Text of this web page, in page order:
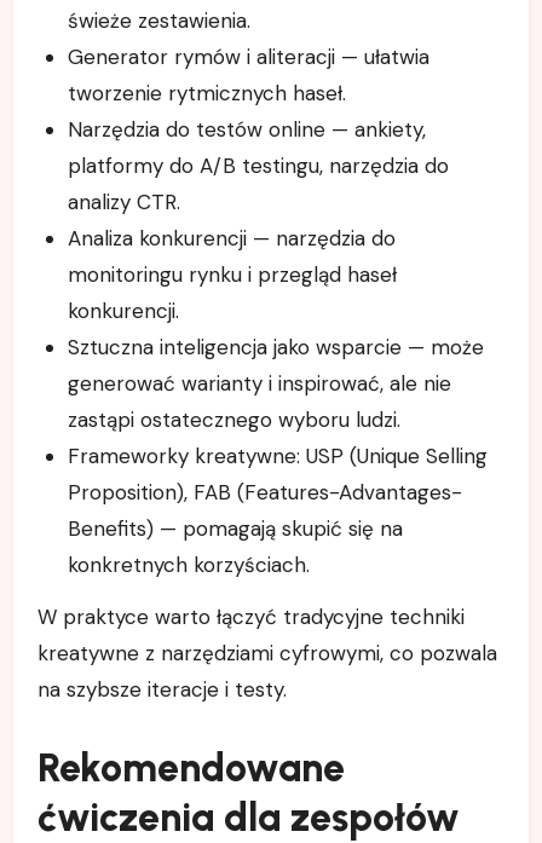
świeże zestawienia.
Generator rymów i aliteracji — ułatwia
tworzenie rytmicznych haseł.
Narzędzia do testów online — ankiety,
platformy do A/B testingu, narzędzia do
analizy CTR.
Analiza konkurencji — narzędzia do
monitoringu rynku i przegląd haseł
konkurencji.
Sztuczna inteligencja jako wsparcie — może
generować warianty i inspirować, ale nie
zastąpi ostatecznego wyboru ludzi.
Frameworky kreatywne: USP (Unique Selling
Proposition), FAB (Features-Advantages-
Benefits) — pomagają skupić się na
konkretnych korzyściach.
W praktyce warto łączyć tradycyjne techniki
kreatywne z narzędziami cyfrowymi, co pozwala
na szybsze iteracje i testy.
Rekomendowane
ćwiczenia dla zespołów